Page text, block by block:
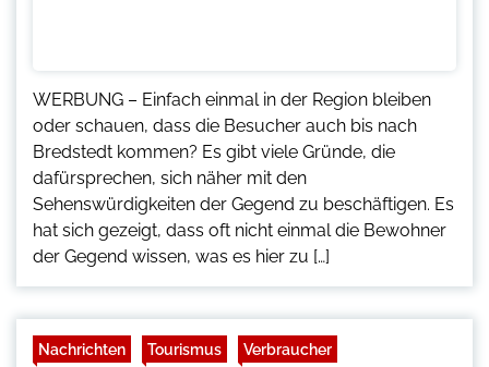
WERBUNG – Einfach einmal in der Region bleiben
oder schauen, dass die Besucher auch bis nach
Bredstedt kommen? Es gibt viele Gründe, die
dafürsprechen, sich näher mit den
Sehenswürdigkeiten der Gegend zu beschäftigen. Es
hat sich gezeigt, dass oft nicht einmal die Bewohner
der Gegend wissen, was es hier zu […]
Nachrichten Tourismus Verbraucher